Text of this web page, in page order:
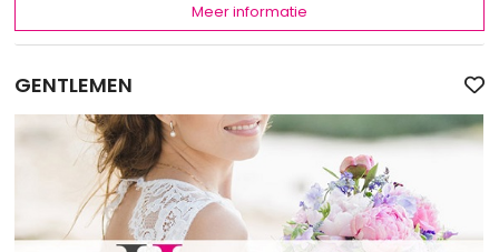
Meer informatie
GENTLEMEN